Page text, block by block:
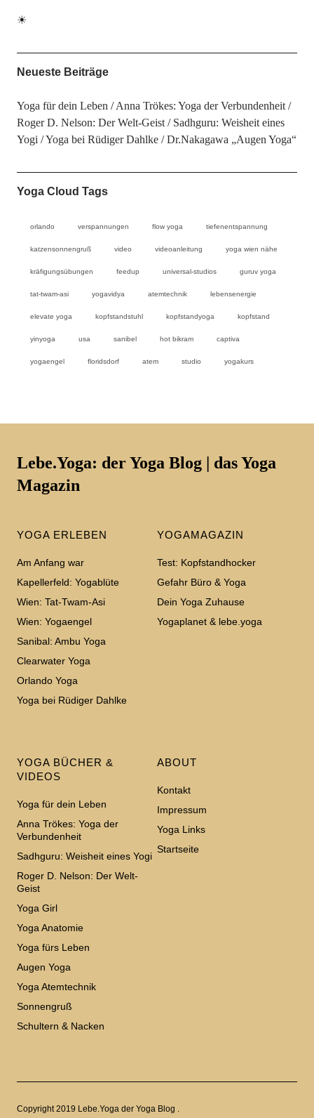
☀
Neueste Beiträge
Yoga für dein Leben
Anna Trökes: Yoga der Verbundenheit
Roger D. Nelson: Der Welt-Geist
Sadhguru: Weisheit eines
Yogi
Yoga bei Rüdiger Dahlke Dr.Nakagawa „Augen Yoga“
Yoga Cloud Tags
orlando verspannungen flow yoga tiefenentspannung
katzensonnengruß video videoanleitung yoga wien nähe
kräfigungsübungen feedup universal-studios guruv yoga
tat-twam-asi yogavidya atemtechnik lebensenergie
elevate yoga kopfstandstuhl kopfstandyoga kopfstand
yinyoga usa sanibel hot bikram captiva
yogaengel floridsdorf atem studio yogakurs
Lebe.Yoga: der Yoga Blog | das Yoga
Magazin
YOGA ERLEBEN
Am Anfang war
Kapellerfeld: Yogablüte
Wien: Tat-Twam-Asi
Wien: Yogaengel
Sanibal: Ambu Yoga
Clearwater Yoga
Orlando Yoga
Yoga bei Rüdiger Dahlke
YOGAMAGAZIN
Test: Kopfstandhocker
Gefahr Büro & Yoga
Dein Yoga Zuhause
Yogaplanet & lebe.yoga
YOGA BÜCHER &
VIDEOS
Yoga für dein Leben
Anna Trökes: Yoga der
Verbundenheit
Sadhguru: Weisheit eines Yogi
Roger D. Nelson: Der Welt-
Geist
Yoga Girl
Yoga Anatomie
Yoga fürs Leben
Augen Yoga
Yoga Atemtechnik
Sonnengruß
Schultern & Nacken
ABOUT
Kontakt
Impressum
Yoga Links
Startseite
Copyright 2019 Lebe.Yoga der Yoga Blog